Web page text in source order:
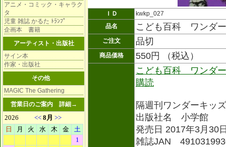
アニメ・コミック・キャラク
タ
児童 雑誌 かるた ﾄﾗﾝﾌﾟ
企画本 書籍
アーティスト・出版社
サイン本
作家・出版社
その他
MAGIC The Gathering
営業日のご案内 詳細→
ＩＤ
kwkp_027
品名
こども百科 ワンダ
ご注文 品切
商品価格 550円 （税込）
こども百科 ワンダ
購読
隔週刊ワンダーキッ
出版社名 小学館
発売日 2017年3月30
雑誌JAN